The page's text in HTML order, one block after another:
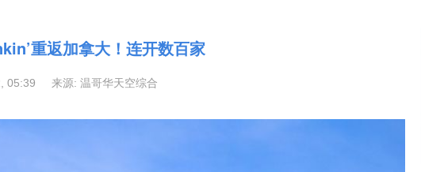
重返加拿大！连开数百家
05:39 来源: 温哥华天空综合